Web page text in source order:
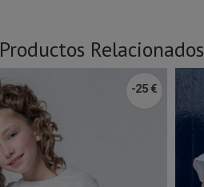
Productos Relacionados
-25 €